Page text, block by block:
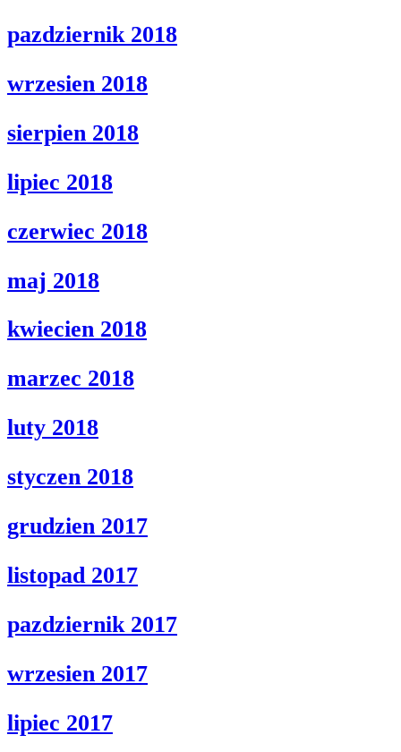
pazdziernik 2018
wrzesien 2018
sierpien 2018
lipiec 2018
czerwiec 2018
maj 2018
kwiecien 2018
marzec 2018
luty 2018
styczen 2018
grudzien 2017
listopad 2017
pazdziernik 2017
wrzesien 2017
lipiec 2017